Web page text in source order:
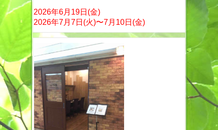
2026年6月19日(金)
2026年7月7日(火)〜7月10日(金)